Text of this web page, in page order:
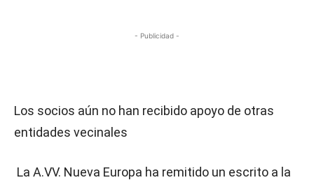
- Publicidad -
Los socios aún no han recibido apoyo de otras
entidades vecinales
La A.VV. Nueva Europa ha remitido un escrito a la